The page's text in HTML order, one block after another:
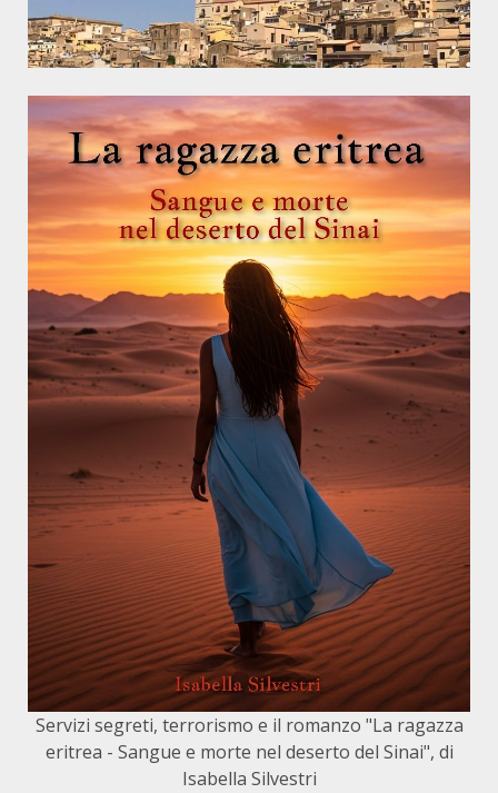
Servizi segreti, terrorismo e il romanzo "La ragazza
eritrea - Sangue e morte nel deserto del Sinai", di
Isabella Silvestri